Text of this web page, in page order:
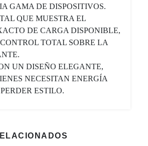
GAMA DE DISPOSITIVOS.
QUE MUESTRA EL
DE CARGA DISPONIBLE,
TOTAL SOBRE LA
UN DISEÑO ELEGANTE,
NECESITAN ENERGÍA
ESTILO.